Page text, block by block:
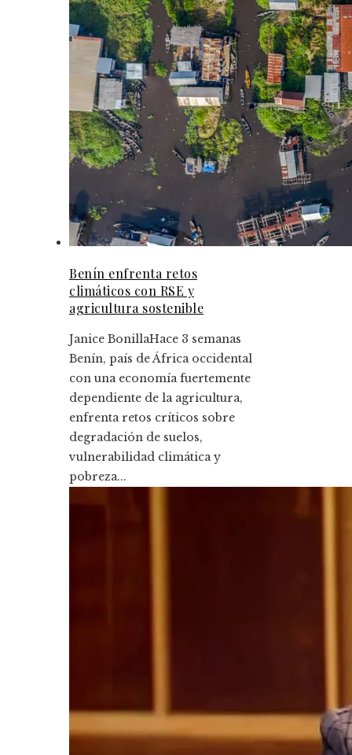
Benín enfrenta retos
climáticos con RSE y
agricultura sostenible
Janice BonillaHace 3 semanas
Benín, país de África occidental
con una economía fuertemente
dependiente de la agricultura,
enfrenta retos críticos sobre
degradación de suelos,
vulnerabilidad climática y
pobreza...